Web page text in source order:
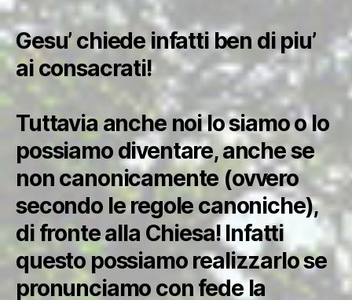
Gesu’ chiede infatti ben di piu’
ai consacrati!
Tuttavia anche noi lo siamo o lo
possiamo diventare, anche se
non canonicamente (ovvero
secondo le regole canoniche),
di fronte alla Chiesa! Infatti
questo possiamo realizzarlo se
pronunciamo con fede la